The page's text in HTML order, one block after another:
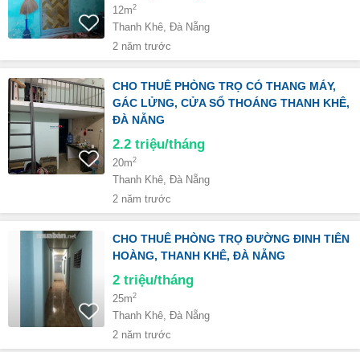
12m2
Thanh Khê, Đà Nẵng
2 năm trước
CHO THUÊ PHÒNG TRỌ CÓ THANG MÁY,
GÁC LỬNG, CỬA SỔ THOÁNG THANH KHÊ,
ĐÀ NẴNG
2.2 triệu/tháng
20m2
Thanh Khê, Đà Nẵng
2 năm trước
CHO THUÊ PHÒNG TRỌ ĐƯỜNG ĐINH TIÊN
HOÀNG, THANH KHÊ, ĐÀ NẴNG
2 triệu/tháng
25m2
Thanh Khê, Đà Nẵng
2 năm trước